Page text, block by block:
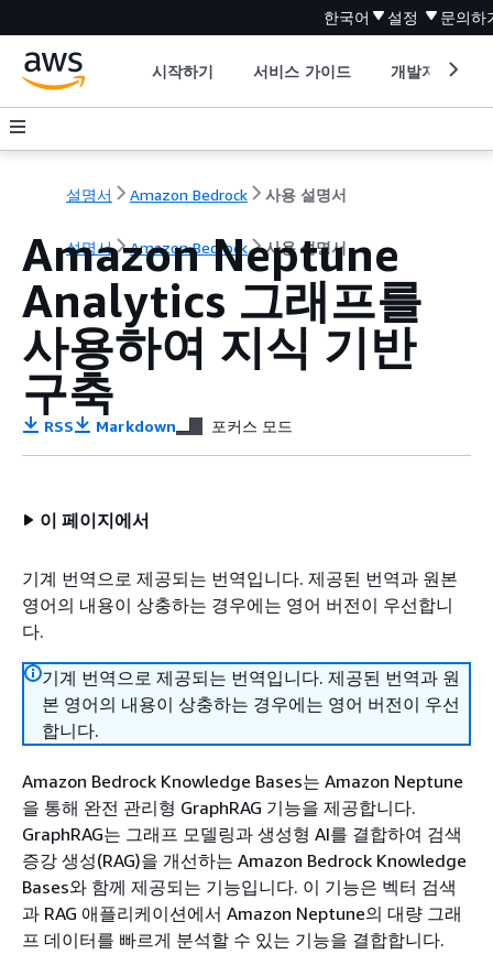
한국어 설정 문의하
시작하기 서비스 가이드 개발자 도구
설명서 Amazon Bedrock 사용 설명서
설명서 Amazon Bedrock 사용 설명서
Amazon Neptune
Analytics 그래프를
사용하여 지식 기반
구축
RSS Markdown 포커스 모드
이 페이지에서
기계 번역으로 제공되는 번역입니다. 제공된 번역과 원본
영어의 내용이 상충하는 경우에는 영어 버전이 우선합니
다.
기계 번역으로 제공되는 번역입니다. 제공된 번역과 원
본 영어의 내용이 상충하는 경우에는 영어 버전이 우선
합니다.
Amazon Bedrock Knowledge Bases는 Amazon Neptune
을 통해 완전 관리형 GraphRAG 기능을 제공합니다.
GraphRAG는 그래프 모델링과 생성형 AI를 결합하여 검색
증강 생성(RAG)을 개선하는 Amazon Bedrock Knowledge
Bases와 함께 제공되는 기능입니다. 이 기능은 벡터 검색
과 RAG 애플리케이션에서 Amazon Neptune의 대량 그래
프 데이터를 빠르게 분석할 수 있는 기능을 결합합니다.